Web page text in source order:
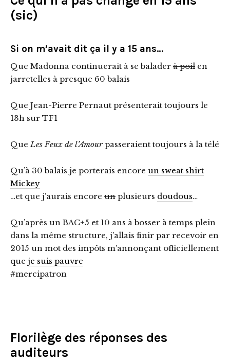
(sic)
Si on m’avait dit ça il y a 15 ans…
Que Madonna continuerait à se balader à poil en
jarretelles à presque 60 balais
Que Jean-Pierre Pernaut présenterait toujours le
13h sur TF1
QueLes Feux de l’Amourpasseraient toujours à la télé
Qu’à 30 balais je porterais encore un sweat shirt
Mickey
…et que j’aurais encore un plusieurs doudous…
Qu’après un BAC+5 et 10 ans à bosser à temps plein
dans la même structure, j’allais finir par recevoir en
2015 un mot des impôts m’annonçant officiellement
que je suis pauvre
#mercipatron
Florilège des réponses des
auditeurs